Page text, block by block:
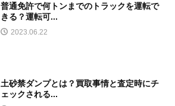
普通免許で何トンまでのトラックを運転で
きる？運転可...
2023.06.22
土砂禁ダンプとは？買取事情と査定時にチ
ェックされる...